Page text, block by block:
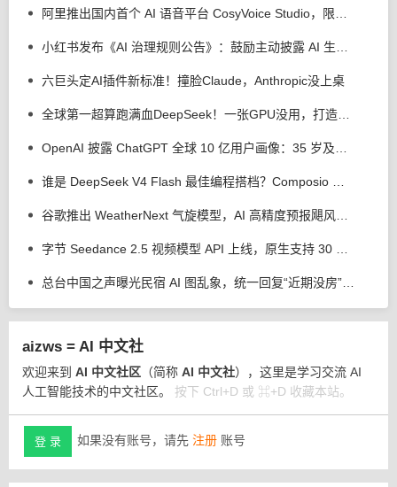
六巨头定AI插件新标准！撞脸Claude，Anthropic没上桌
aizws = AI 中文社
欢迎来到 AI 中文社区 （简称 AI 中文社），这里是学习交流 AI
人工智能技术的中文社区。 按下 Ctrl+D 或 ⌘+D 收藏本站。
登 录 如果没有账号，请先 注册 账号